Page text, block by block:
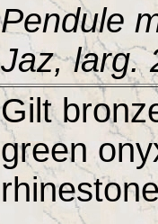
Pendule
Jaz, larg.
Gilt
green